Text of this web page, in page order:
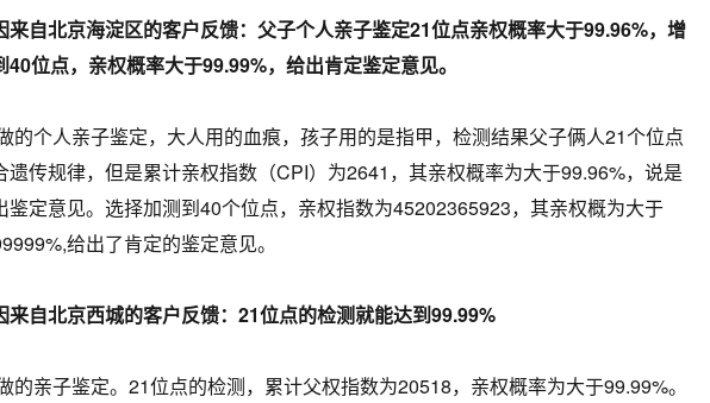
来自北京海淀区的客户反馈：父子个人亲子鉴定21位点亲权概率大于99.96%，增
40位点，亲权概率大于99.99%，给出肯定鉴定意见。
的个人亲子鉴定，大人用的血痕，孩子用的是指甲，检测结果父子俩人21个位点
遗传规律，但是累计亲权指数（CPI）为2641，其亲权概率为大于99.96%，说是
鉴定意见。选择加测到40个位点，亲权指数为45202365923，其亲权概为大于
给出了肯定的鉴定意见。
来自北京西城的客户反馈：21位点的检测就能达到99.99%
的亲子鉴定。21位点的检测，累计父权指数为20518，亲权概率为大于99.99%。